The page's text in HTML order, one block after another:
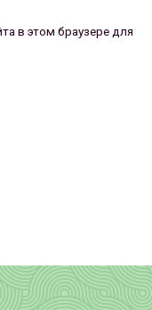
в этом браузере для